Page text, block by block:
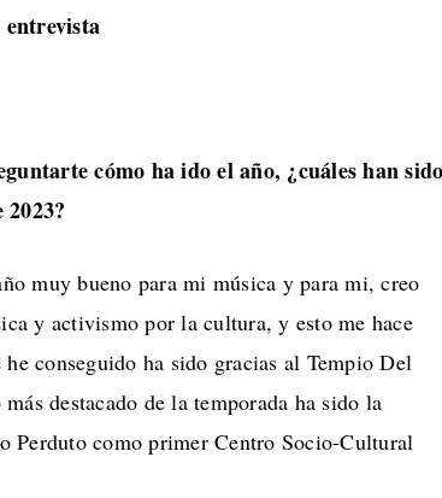
cómo ha ido el año, ¿cuáles han
2023?
muy bueno para mi música y para mi, creo
y activismo por la cultura, y esto me hace
conseguido ha sido gracias al Tempio Del
destacado de la temporada ha sido la
Perduto como primer Centro Socio-Cultural